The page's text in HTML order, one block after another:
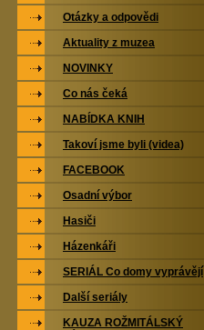
Otázky a odpovědi
Aktuality z muzea
NOVINKY
Co nás čeká
NABÍDKA KNIH
Takoví jsme byli (videa)
FACEBOOK
Osadní výbor
Hasiči
Házenkáři
SERIÁL Co domy vyprávějí
Další seriály
KAUZA ROŽMITÁLSKÝ